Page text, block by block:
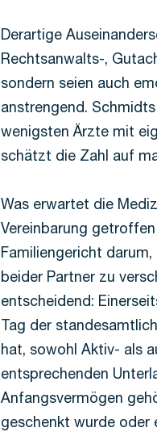
Derartige
Rechtsanwalts-,
sondern seien auch
anstrengend.
wenigsten Ärzte mit
schätzt die Zahl auf
Was erwartet die
Vereinbarung
Familiengericht
beider Partner zu
entscheidend:
Tag der
hat, sowohl Aktiv- als
entsprechenden
Anfangsvermögen
geschenkt wurde oder